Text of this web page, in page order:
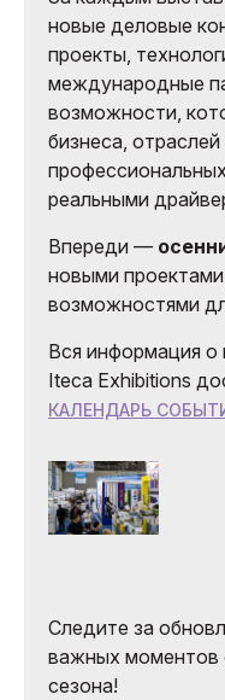
новые деловые
проекты,
международные
возможности,
бизнеса,
реальными
Впереди —
новыми
возможностями
Вся информация
Iteca Exhibitions
КАЛЕНДАРЬ
Следите за
важных моментов
сезона!